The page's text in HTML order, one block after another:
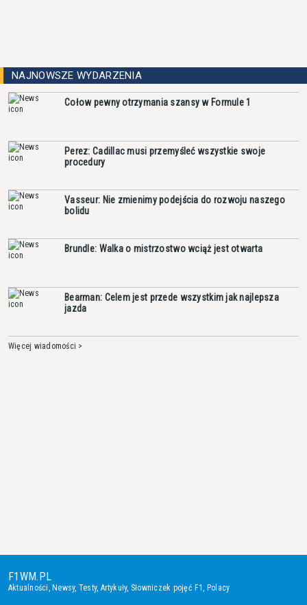
NAJNOWSZE WYDARZENIA
Cołow pewny otrzymania szansy w Formule 1
Perez: Cadillac musi przemyśleć wszystkie swoje
procedury
Vasseur: Nie zmienimy podejścia do rozwoju naszego
bolidu
Brundle: Walka o mistrzostwo wciąż jest otwarta
Bearman: Celem jest przede wszystkim jak najlepsza
jazda
Więcej wiadomości >
F1WM.PL
Aktualności, Newsy, Testy, Artykuły, Słowniczek pojęć F1, Polacy